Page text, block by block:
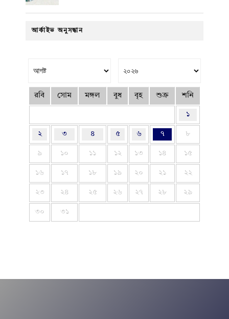
আর্কাইভ অনুসন্ধান
রবি সোম মঙ্গল বুধ বৃহ শুক্র শনি
১
২ ৩ ৪ ৫ ৬ ৭ ৮
৯ ১০ ১১ ১২ ১৩ ১৪ ১৫
১৬ ১৭ ১৮ ১৯ ২০ ২১ ২২
২৩ ২৪ ২৫ ২৬ ২৭ ২৮ ২৯
৩০ ৩১